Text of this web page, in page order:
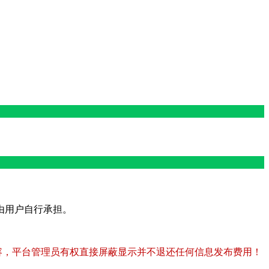
户自行承担。
平台管理员有权直接屏蔽显示并不退还任何信息发布费用！